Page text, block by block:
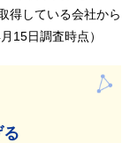
得している会社から
15日調査時点）